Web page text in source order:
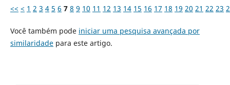
<< < 1 2 3 4 5 6 7 8 9 10 11 12 13 14 15 16 17 18 19 20 21 22 23
Você também pode iniciar uma pesquisa avançada por
similaridadepara este artigo.